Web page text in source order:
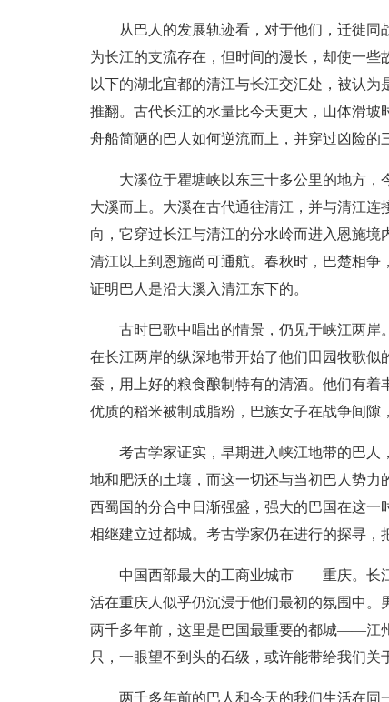
从巴人的发展轨迹看，对于他们，迁徙
为长江的支流存在，但时间的漫长，却使一
以下的湖北宜都的清江与长江交汇处，被认
推翻。古代长江的水量比今天更大，山体滑坡
舟船简陋的巴人如何逆流而上，并穿过凶险的
大溪位于瞿塘峡以东三十多公里的地方
大溪而上。大溪在古代通往清江，并与清江
向，它穿过长江与清江的分水岭而进入恩施境
清江以上到恩施尚可通航。春秋时，巴楚相
证明巴人是沿大溪入清江东下的。
古时巴歌中唱出的情景，仍见于峡江两岸
在长江两岸的纵深地带开始了他们田园牧歌
蚕，用上好的粮食酿制特有的清酒。他们有着
优质的稻米被制成脂粉，巴族女子在战争间隙
考古学家证实，早期进入峡江地带的巴人
地和肥沃的土壤，而这一切还与当初巴人势力
西蜀国的分合中日渐强盛，强大的巴国在这
相继建立过都城。考古学家仍在进行的探寻，
中国西部最大的工商业城市――重庆。长
活在重庆人似乎仍沉浸于他们最初的氛围中。
两千多年前，这里是巴国最重要的都城――江
只，一眼望不到头的石级，或许能带给我们关
两千多年前的巴人和今天的我们生活在